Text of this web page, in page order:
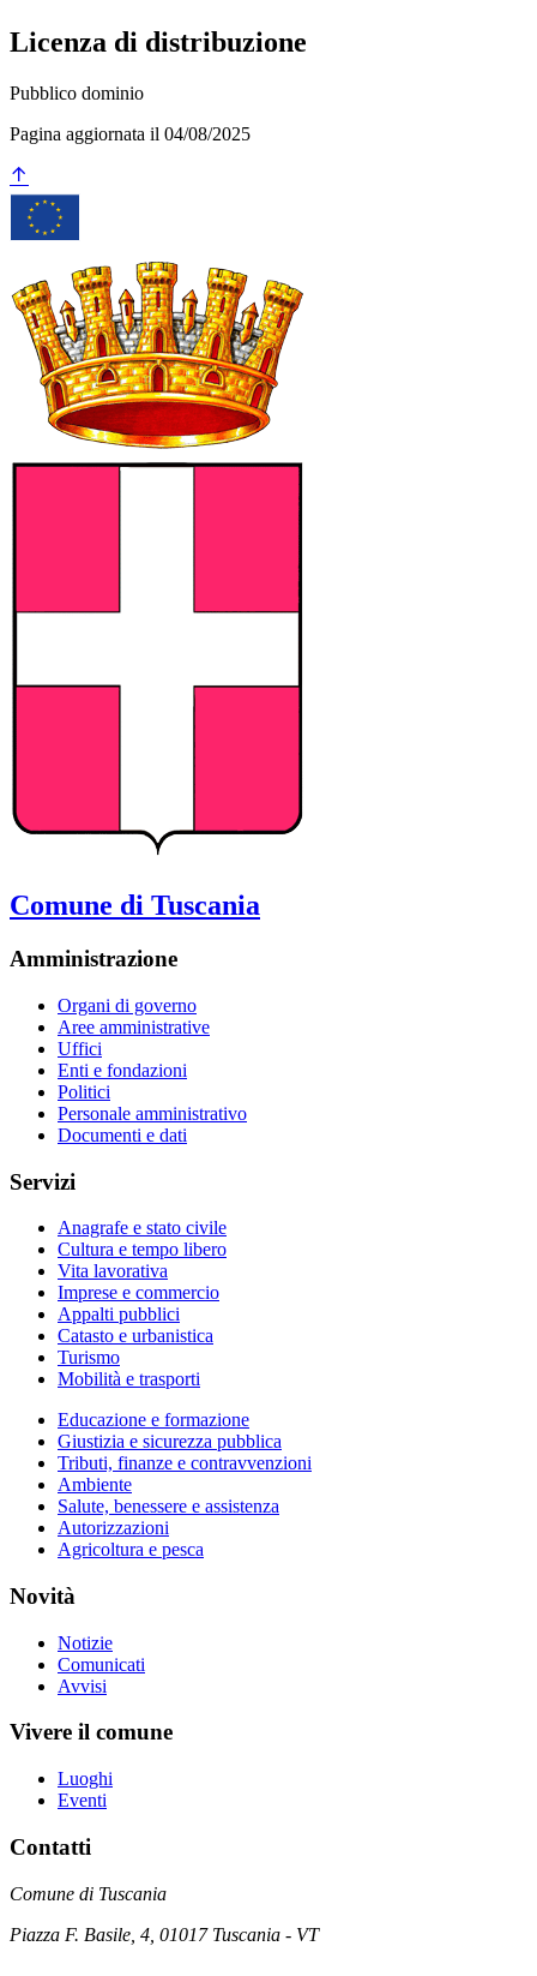
Licenza di distribuzione
Pubblico dominio
Pagina aggiornata il 04/08/2025
Comune di Tuscania
Amministrazione
Organi di governo
Aree amministrative
Uffici
Enti e fondazioni
Politici
Personale amministrativo
Documenti e dati
Servizi
Anagrafe e stato civile
Cultura e tempo libero
Vita lavorativa
Imprese e commercio
Appalti pubblici
Catasto e urbanistica
Turismo
Mobilità e trasporti
Educazione e formazione
Giustizia e sicurezza pubblica
Tributi, finanze e contravvenzioni
Ambiente
Salute, benessere e assistenza
Autorizzazioni
Agricoltura e pesca
Novità
Notizie
Comunicati
Avvisi
Vivere il comune
Luoghi
Eventi
Contatti
Comune di Tuscania
Piazza F. Basile, 4, 01017 Tuscania - VT